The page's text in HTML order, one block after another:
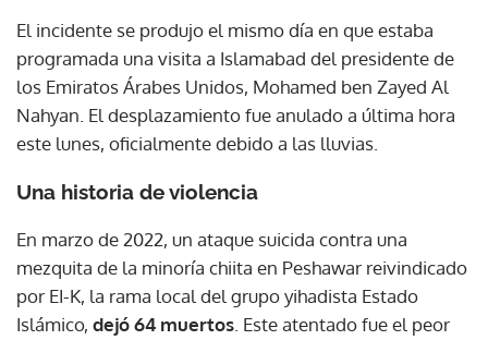
El incidente se produjo el mismo día en que estaba
programada una visita a Islamabad del presidente de
los Emiratos Árabes Unidos, Mohamed ben Zayed Al
Nahyan. El desplazamiento fue anulado a última hora
este lunes, oficialmente debido a las lluvias.
Una historia de violencia
En marzo de 2022, un ataque suicida contra una
mezquita de la minoría chiita en Peshawar reivindicado
por EI-K, la rama local del grupo yihadista Estado
Islámico, dejó 64 muertos. Este atentado fue el peor